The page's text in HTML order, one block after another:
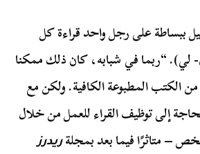
ببساطة على رجل واحد قراءة كل
“ربما في شبابه، كان ذلك ممكنا
الكتب المطبوعة الكافية. ولكن مع
إلى توظيف القراء للعمل من خلال
– متاثرًا فيما بعد بمجلةريدرز